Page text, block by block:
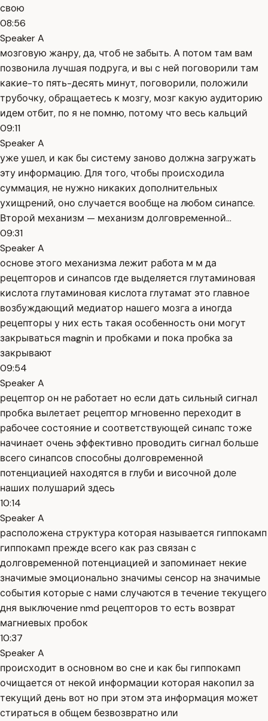
свою
08:56
Speaker A
мозговую жанру, да, чтоб не забыть. А потом там вам
позвонила лучшая подруга, и вы с ней поговорили там
какие-то пять-десять минут, поговорили, положили
трубочку, обращаетесь к мозгу, мозг какую аудиторию
идем отбит, по я не помню, потому что весь кальций
09:11
Speaker A
уже ушел, и как бы систему заново должна загружать
эту информацию. Для того, чтобы происходила
суммация, не нужно никаких дополнительных
ухищрений, оно случается вообще на любом синапсе.
Второй механизм — механизм долговременной...
09:31
Speaker A
основе этого механизма лежит работа м м да
рецепторов и синапсов где выделяется глутаминовая
кислота глутаминовая кислота глутамат это главное
возбуждающий медиатор нашего мозга а иногда
рецепторы у них есть такая особенность они могут
закрываться magnin и пробками и пока пробка за
закрывают
09:54
Speaker A
рецептор он не работает но если дать сильный сигнал
пробка вылетает рецептор мгновенно переходит в
рабочее состояние и соответствующей синапс тоже
начинает очень эффективно проводить сигнал больше
всего синапсов способны долговременной
потенциацией находятся в глуби и височной доле
наших полушарий здесь
10:14
Speaker A
расположена структура которая называется гиппокамп
гиппокамп прежде всего как раз связан с
долговременной потенциацией и запоминает некие
значимые эмоционально значимы сенсор на значимые
события которые с нами случаются в течение текущего
дня выключение nmd рецепторов то есть возврат
магниевых пробок
10:37
Speaker A
происходит в основном во сне и как бы гиппокамп
очищается от некой информации которая накопил за
текущий день вот но при этом эта информация может
стираться в общем безвозвратно или